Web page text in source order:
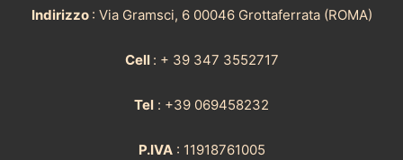
Indirizzo : Via Gramsci, 6 00046 Grottaferrata (ROMA)
Cell : + 39 347 3552717
Tel : +39 069458232
P.IVA: 11918761005